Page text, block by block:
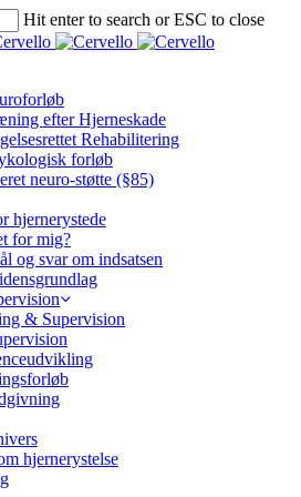
Hit enter to search or ESC to close
efter Hjerneskade
Rehabilitering
forløb
neuro-støtte (§85)
hjernerystede
for mig?
og svar om indsatsen
& Supervision
hjernerystelse